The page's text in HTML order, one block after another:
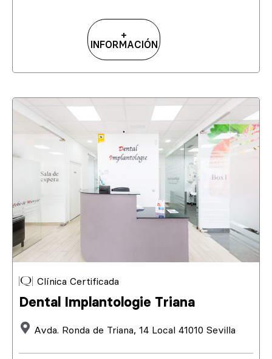
+
INFORMACIÓN
Clínica Certificada
Dental Implantologie Triana
Avda. Ronda de Triana, 14 Local 41010 Sevilla